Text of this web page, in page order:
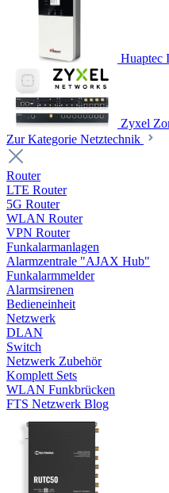
Huaptec
Zyxel
Zur Kategorie Netztechnik
Router
LTE Router
5G Router
WLAN Router
VPN Router
Funkalarmanlagen
Alarmzentrale "AJAX Hub"
Funkalarmmelder
Alarmsirenen
Bedieneinheit
Netzwerk
DLAN
Switch
Netzwerk Zubehör
Komplett Sets
WLAN Funkbrücken
FTS Netzwerk Blog